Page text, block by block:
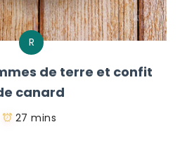
R
de terre et confit
canard
27 mins